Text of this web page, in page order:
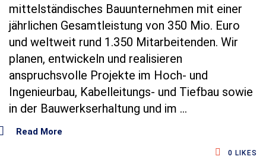
mittelständisches Bauunternehmen mit einer
jährlichen Gesamtleistung von 350 Mio. Euro
und weltweit rund 1.350 Mitarbeitenden. Wir
planen, entwickeln und realisieren
anspruchsvolle Projekte im Hoch‑ und
Ingenieurbau, Kabelleitungs‑ und Tiefbau sowie
in der Bauwerkserhaltung und im
Read More
0 LIKES